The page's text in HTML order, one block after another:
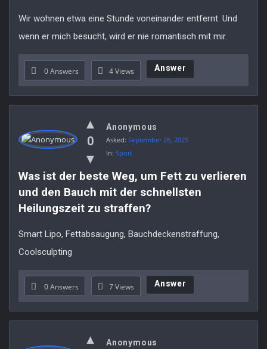
Wir wohnen etwa eine Stunde voneinander entfernt. Und
wenn er mich besucht, wird er nie romantisch mit mir.
0 Answers 4Views Answer
0
Anonymous
Asked: September 26, 2025
In: Sport
Was ist der beste Weg, um Fett zu verlieren
und den Bauch mit der schnellsten
Heilungszeit zu straffen?
Smart Lipo, Fettabsaugung, Bauchdeckenstraffung,
Coolsculpting
0 Answers 7Views Answer
Anonymous